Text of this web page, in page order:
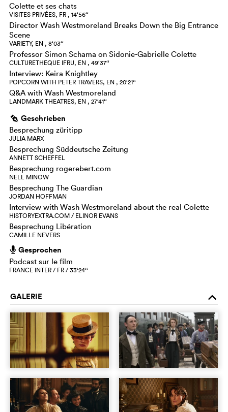
Colette et ses chats
VISITES PRIVÉES, FR , 14‘56‘‘
Director Wash Westmoreland Breaks Down the Big Entrance
Scene
VARIETY, EN , 8‘03‘‘
Professor Simon Schama on Sidonie-Gabrielle Colette
CULTURETHEQUE IFRU, EN , 49‘37‘‘
Interview: Keira Knightley
POPCORN WITH PETER TRAVERS, EN , 20‘21‘‘
Q&A with Wash Westmoreland
LANDMARK THEATRES, EN , 27‘41‘‘
g Geschrieben
Besprechung züritipp
JULIA MARX
Besprechung Süddeutsche Zeitung
ANNETT SCHEFFEL
Besprechung rogerebert.com
NELL MINOW
Besprechung The Guardian
JORDAN HOFFMAN
Interview with Wash Westmoreland about the real Colette
HISTORYEXTRA.COM / ELINOR EVANS
Besprechung Libération
CAMILLE NEVERS
h Gesprochen
Podcast sur le film
FRANCE INTER / FR / 33‘24‘‘
GALERIE o